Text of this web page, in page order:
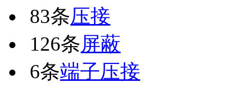
83条压接
126条屏蔽
6条端子压接